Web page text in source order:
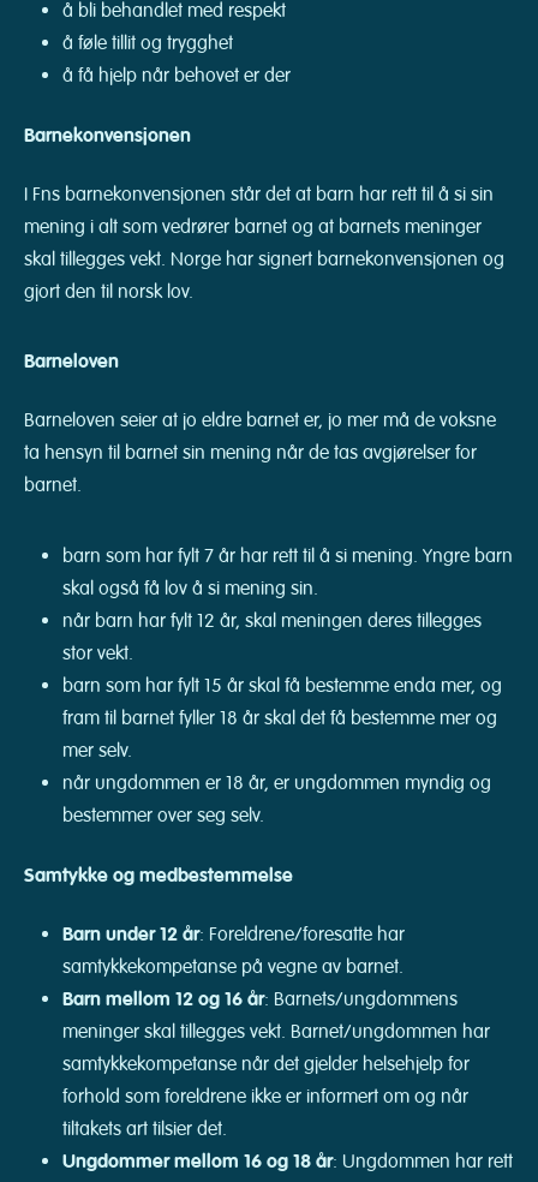
å bli behandlet med respekt
å føle tillit og trygghet
å få hjelp når behovet er der
Barnekonvensjonen
I Fns barnekonvensjonen står det at barn har rett til å si sin
mening i alt som vedrører barnet og at barnets meninger
skal tillegges vekt. Norge har signert barnekonvensjonen og
gjort den til norsk lov.
Barneloven
Barneloven seier at jo eldre barnet er, jo mer må de voksne
ta hensyn til barnet sin mening når de tas avgjørelser for
barnet.
barn som har fylt 7 år har rett til å si mening. Yngre barn
skal også få lov å si mening sin.
når barn har fylt 12 år, skal meningen deres tillegges
stor vekt.
barn som har fylt 15 år skal få bestemme enda mer, og
fram til barnet fyller 18 år skal det få bestemme mer og
mer selv.
når ungdommen er 18 år, er ungdommen myndig og
bestemmer over seg selv.
Samtykke og medbestemmelse
Barn under 12 år: Foreldrene/foresatte har
samtykkekompetanse på vegne av barnet.
Barn mellom 12 og 16 år: Barnets/ungdommens
meninger skal tillegges vekt. Barnet/ungdommen har
samtykkekompetanse når det gjelder helsehjelp for
forhold som foreldrene ikke er informert om og når
tiltakets art tilsier det.
Ungdommer mellom 16 og 18 år: Ungdommen har rett